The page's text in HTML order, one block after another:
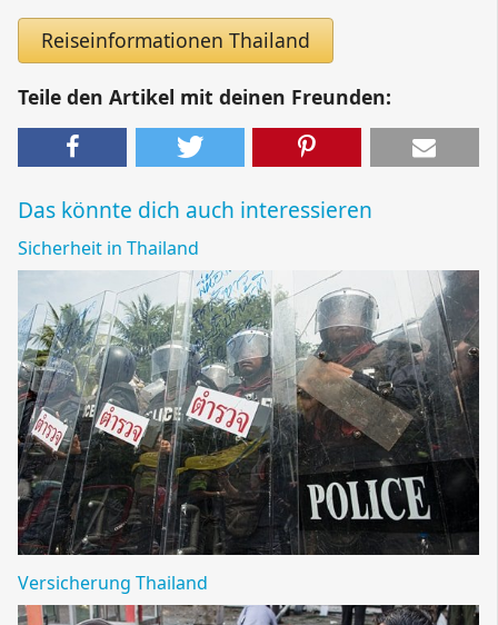
Reiseinformationen Thailand
Teile den Artikel mit deinen Freunden:
Das könnte dich auch interessieren
Sicherheit in Thailand
Versicherung Thailand